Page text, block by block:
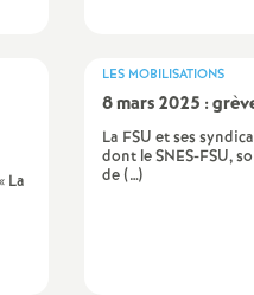
a
l
La
LES MOBILISATIONS
8 mars 2025 :
La FSU et ses
dont le SNES-FSU,
de (…)